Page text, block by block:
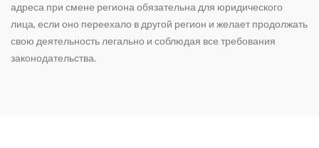
адреса при смене региона обязательна для юридического
лица, если оно переехало в другой регион и желает продолжать
свою деятельность легально и соблюдая все требования
законодательства.